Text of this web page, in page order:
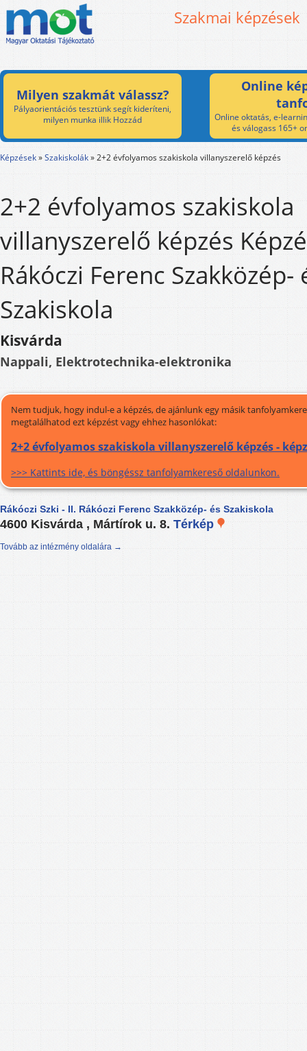
Szakmai képzések
Milyen szakmát válassz?
Pályaorientációs tesztünk segít kideríteni,
milyen munka illik Hozzád
Online
Online oktatás, e-
és válogass 165+
Képzések»Szakiskolák»2+2 évfolyamos szakiskola villanyszerelő képzés
2+2 évfolyamos szakiskola
villanyszerelő képzés
Rákóczi Ferenc Szakközép-
Szakiskola
Kisvárda
Nappali, Elektrotechnika-elektronika
Nem tudjuk, hogy indul-e a képzés, de ajánlunk egy másik
megtalálhatod ezt képzést vagy ehhez hasonlókat:
2+2 évfolyamos szakiskola villanyszerelő képzés -
>>> Kattints ide, és böngéssz tanfolyamkereső oldalunkon.
Rákóczi Szki - II. Rákóczi Ferenc Szakközép- és Szakiskola
4600 Kisvárda , Mártírok u. 8. Térkép
Tovább az intézmény oldalára →